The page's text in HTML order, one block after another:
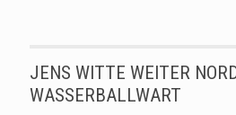
JENS WITTE WEITER
WASSERBALLWART